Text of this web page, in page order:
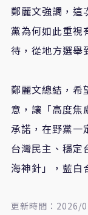
鄭麗文強調，這
黨為何如此重視
待，從地方選舉
鄭麗文總結，希
意，讓「高度焦
承諾，在野黨一
台灣民主、穩定
海神針」，藍白
更新時間：2026/